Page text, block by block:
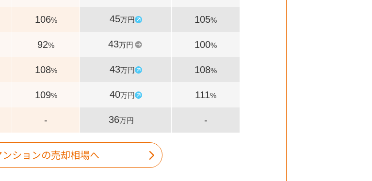
106% 45万円 105%
92% 43万円 100%
108% 43万円 108%
109% 40万円 111%
- 36万円 -
ンションの売却相場へ